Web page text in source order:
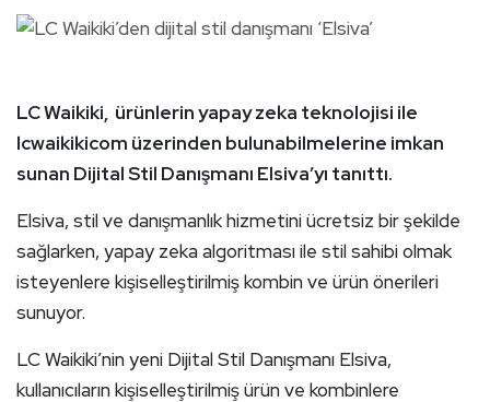
LC Waikiki, ürünlerin yapay zeka teknolojisi ile
lcwaikikicom üzerinden bulunabilmelerine imkan
sunan Dijital Stil Danışmanı Elsiva’yı tanıttı.
Elsiva, stil ve danışmanlık hizmetini ücretsiz bir şekilde
sağlarken, yapay zeka algoritması ile stil sahibi olmak
isteyenlere kişiselleştirilmiş kombin ve ürün önerileri
sunuyor.
LC Waikiki’nin yeni Dijital Stil Danışmanı Elsiva,
kullanıcıların kişiselleştirilmiş ürün ve kombinlere